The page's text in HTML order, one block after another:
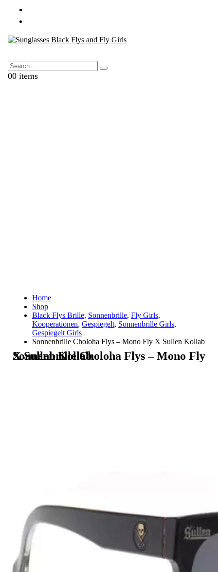
00 items
Home
Shop
Black Flys Brille, Sonnenbrille, Fly Girls,
Kooperationen, Gespiegelt, Sonnenbrille Girls,
Gespiegelt Girls
Sonnenbrille Choloha Flys – Mono Fly X Sullen Kollab
Sonnenbrille Choloha Flys – Mono Fly X Sullen Kollab